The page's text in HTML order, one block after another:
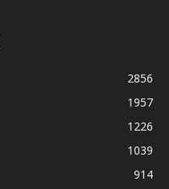
2856
1957
1226
1039
914